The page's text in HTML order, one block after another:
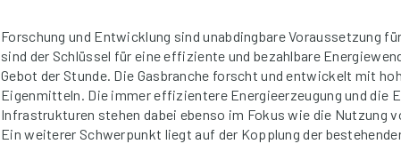
Forschung und Entwicklung sind unabdingbare Voraussetzung
sind der Schlüssel für eine effiziente und bezahlbare
Gebot der Stunde. Die Gasbranche forscht und entwickelt mit
Eigenmitteln. Die immer effizientere Energieerzeugung und die
Infrastrukturen stehen dabei ebenso im Fokus wie die Nutzung
Ein weiterer Schwerpunkt liegt auf der Kopplung der